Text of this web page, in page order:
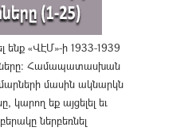
ենք «ՎԷՄ»-ի 1933-1939
Համապատասխան
մասին ակնարկն
կարող եք այցելել եւ
ներբեռնել